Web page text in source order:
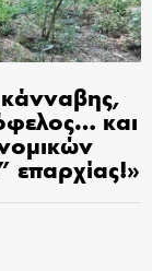
και
επαρχίας!»